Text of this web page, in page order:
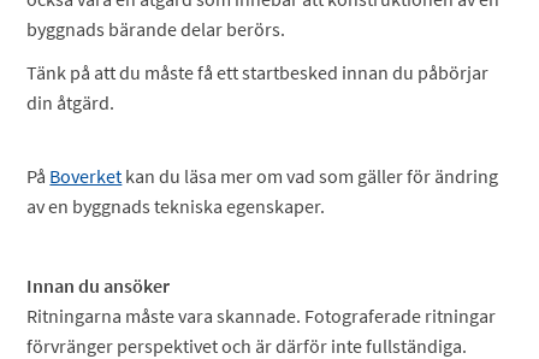
byggnads bärande delar berörs.
Tänk på att du måste få ett startbesked innan du påbörjar
din åtgärd.
På Boverket kan du läsa mer om vad som gäller för ändring
av en byggnads tekniska egenskaper.
Innan du ansöker
Ritningarna måste vara skannade. Fotograferade ritningar
förvränger perspektivet och är därför inte fullständiga.